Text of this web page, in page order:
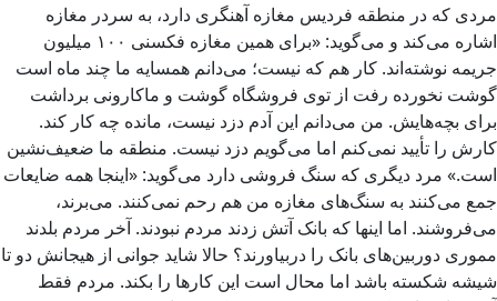
مردی که در منطقه فردیس مغازه آهنگری دارد، به سردر مغازه
اشاره می‌کند و می‌گوید: «برای همین مغازه فکسنی ۱۰۰ میلیون
جریمه نوشته‌اند. کار هم که نیست؛ می‌دانم همسایه ما چند ماه است
گوشت نخورده رفت از توی فروشگاه گوشت و ماکارونی برداشت
برای بچه‌هایش. من می‌دانم این آدم دزد نیست، مانده چه کار کند.
کارش را تأیید نمی‌کنم اما می‌گویم دزد نیست. منطقه ما ضعیف‌نشین
است.» مرد دیگری که سنگ فروشی دارد می‌گوید: «اینجا همه ضایعات
جمع می‌کنند به سنگ‌های مغازه من هم رحم نمی‌کنند. می‌برند،
می‌فروشند. اما اینها که بانک آتش زدند مردم نبودند. آخر مردم بلدند
مموری دوربین‌های بانک را دربیاورند؟ حالا شاید جوانی از هیجانش دو تا
شیشه شکسته باشد اما محال است این کارها را بکند. مردم فقط